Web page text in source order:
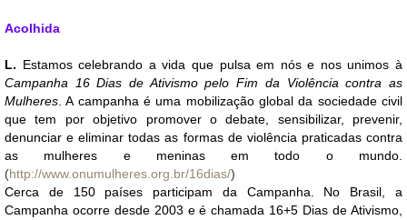
Acolhida
L. Estamos celebrando a vida que pulsa em nós e nos unimos à
Campanha 16 Dias de Ativismo pelo Fim da Violência contra as
Mulheres . A campanha é uma mobilização global da sociedade civil
que tem por objetivo promover o debate, sensibilizar, prevenir,
denunciar e eliminar todas as formas de violência praticadas contra
as mulheres e meninas em todo o mundo.
(http://www.onumulheres.org.br/16dias/)
Cerca de 150 países participam da Campanha. No Brasil, a
Campanha ocorre desde 2003 e é chamada 16+5 Dias de Ativismo,